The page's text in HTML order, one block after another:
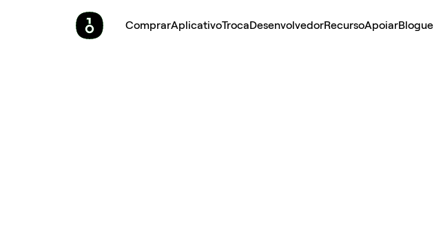
ComprarAplicativoTrocaDesenvolvedorRecursoApoiarBlogue